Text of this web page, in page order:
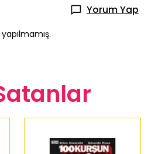
Yorum Yap